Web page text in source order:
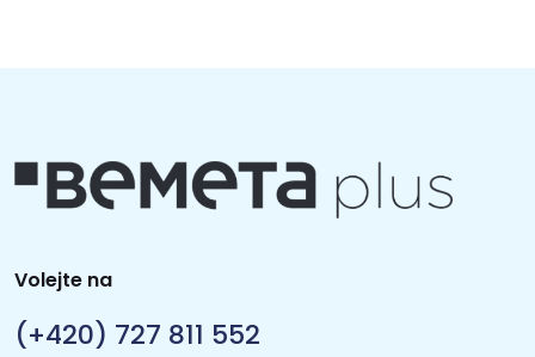
Volejte na
(+420) 727 811 552